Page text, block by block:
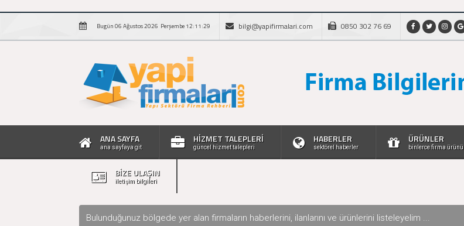
Bugün 06 Ağustos 2026 Perşembe 12:11:30 bilgi@yapifirmalari.com 0850 302 76 69
ANA SAYFA
ana sayfaya git
HİZMET TALEPLERİ
güncel hizmet talepleri
HABERLER
sektörel haberler
ÜRÜNLER
binlerce firma ürünü
BİZE ULAŞIN
iletişim bilgileri
Bulunduğunuz bölgede yer alan firmaların haberlerini, ilanlarını ve ürünlerini listeleyelim ...